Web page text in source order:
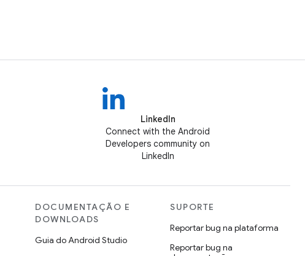
LinkedIn
Connect with the Android
Developers community on
LinkedIn
DOCUMENTAÇÃO E
DOWNLOADS
Guia do Android Studio
SUPORTE
Reportar bug na plataforma
Reportar bug na